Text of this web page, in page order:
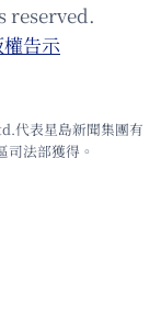
reserved.
權告⽰
代表星島新聞集團有
法部獲得。